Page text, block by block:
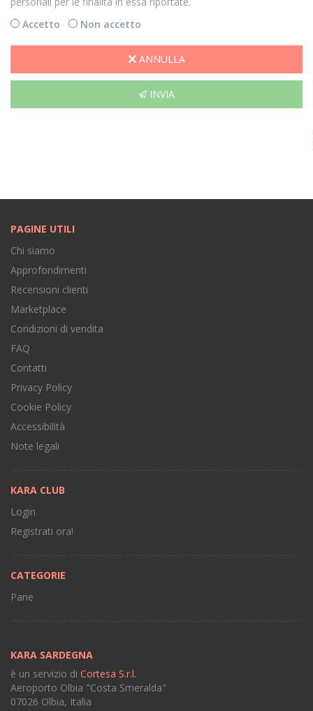
Accetto
Non accetto
ANNULLA
INVIA
PAGINE UTILI
Chi siamo
Approfondimenti
Recensioni clienti
Marketplace
Condizioni di vendita
FAQ
Contatti
Privacy Policy
Cookie Policy
Accessibilità
Note legali
KARA CLUB
Login
Registrati ora!
CATEGORIE
Pane
KARA SARDEGNA
è un servizio di Cortesa S.r.l.
Aeroporto Olbia "Costa Smeralda"
07026 Olbia, Italia